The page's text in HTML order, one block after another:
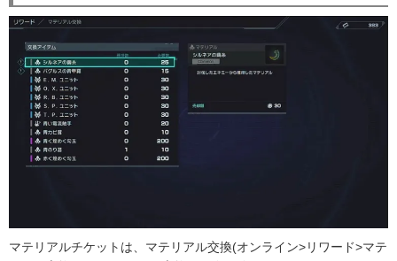
マテリアルチケットは、マテリアル交換(オンライン>リワード>マテ